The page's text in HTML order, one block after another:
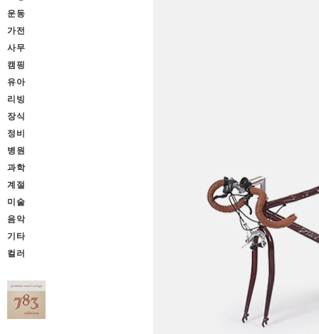
운동
가전
사무
캠핑
유아
리빙
장식
정비
병원
과학
계절
미술
음악
기타
컬러